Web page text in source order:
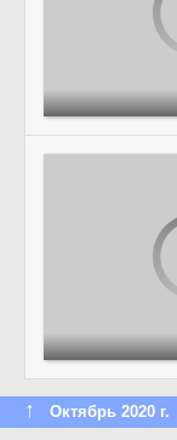
↑ Октябрь 2020 г.